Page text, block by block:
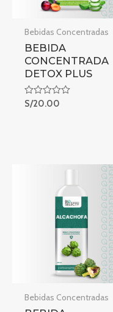
Bebidas Concentradas
BEBIDA
CONCENTRADA
DETOX PLUS
Rated
S/20.00
Bebidas Concentradas